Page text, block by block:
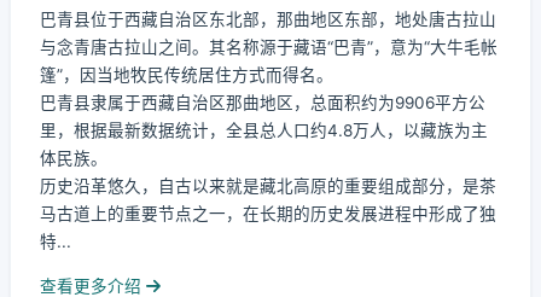
巴青县位于西藏自治区东北部，那曲地区东部，地处唐古拉山
与念青唐古拉山之间。其名称源于藏语“巴青”，意为“大牛毛帐
篷”，因当地牧民传统居住方式而得名。
巴青县隶属于西藏自治区那曲地区，总面积约为9906平方公
里，根据最新数据统计，全县总人口约4.8万人，以藏族为主
体民族。
历史沿革悠久，自古以来就是藏北高原的重要组成部分，是茶
马古道上的重要节点之一，在长期的历史发展进程中形成了独
特...
查看更多介绍